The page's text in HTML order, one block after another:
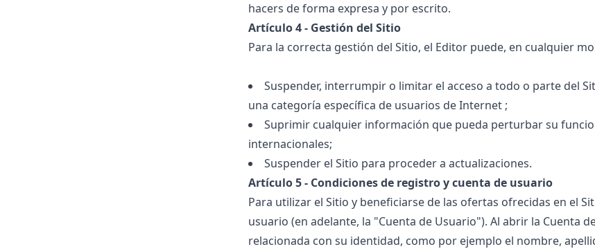
hacers de forma expresa y por escrito.
Artículo 4 - Gestión del Sitio
Para la correcta gestión del Sitio, el Editor puede, en cualquier
Suspender, interrumpir o limitar el acceso a todo o parte del
una categoría específica de usuarios de Internet ;
Suprimir cualquier información que pueda perturbar su
internacionales;
Suspender el Sitio para proceder a actualizaciones.
Artículo 5 - Condiciones de registro y cuenta de usuario
Para utilizar el Sitio y beneficiarse de las ofertas ofrecidas en el
usuario (en adelante, la "Cuenta de Usuario"). Al abrir la Cuenta
relacionada con su identidad, como por ejemplo el nombre,